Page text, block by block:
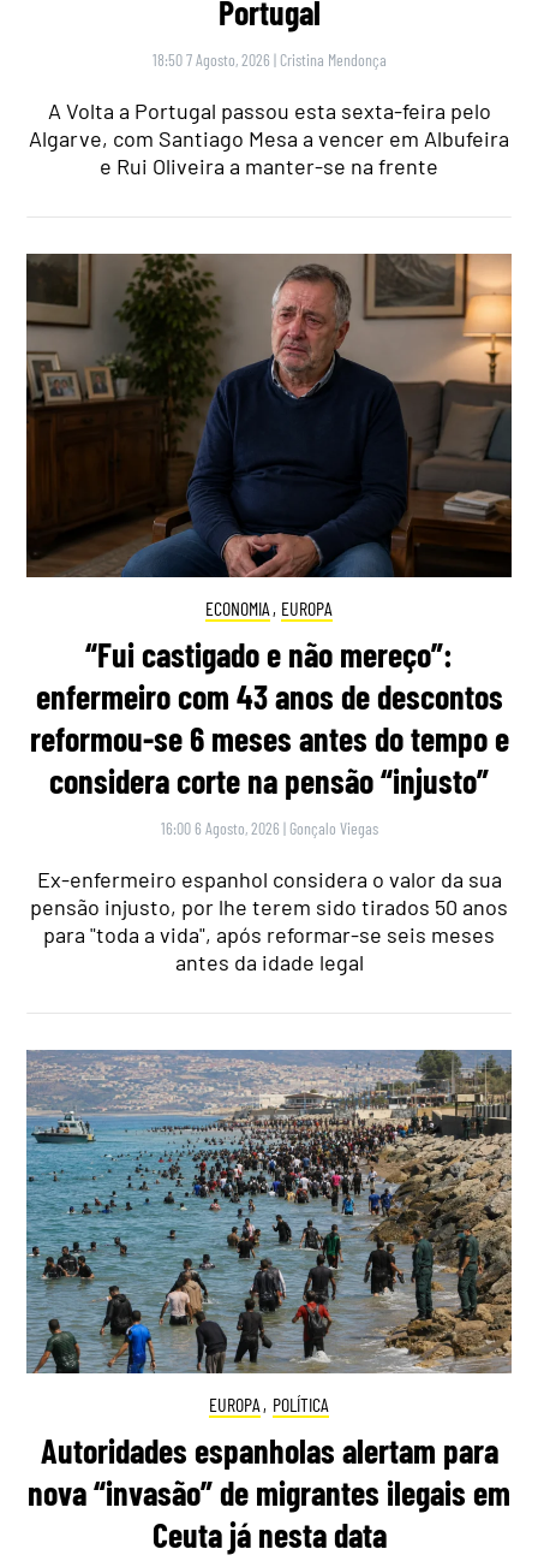
Portugal
18:50 7 Agosto, 2026 | Cristina Mendonça
A Volta a Portugal passou esta sexta-feira pelo
Algarve, com Santiago Mesa a vencer em Albufeira
e Rui Oliveira a manter-se na frente
ECONOMIA , EUROPA
“Fui castigado e não mereço”:
enfermeiro com 43 anos de descontos
reformou-se 6 meses antes do tempo e
considera corte na pensão “injusto”
16:00 6 Agosto, 2026 | Gonçalo Viegas
Ex-enfermeiro espanhol considera o valor da sua
pensão injusto, por lhe terem sido tirados 50 anos
para "toda a vida", após reformar-se seis meses
antes da idade legal
EUROPA , POLÍTICA
Autoridades espanholas alertam para
nova “invasão” de migrantes ilegais em
Ceuta já nesta data